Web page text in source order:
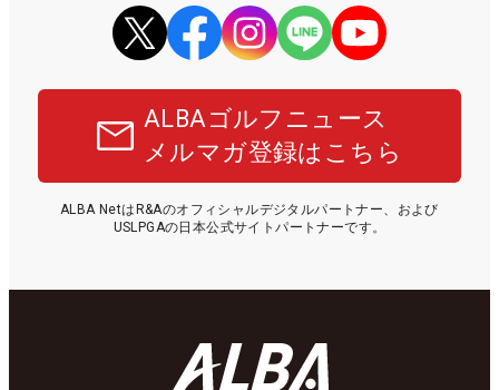
ALBAゴルフニュース
メルマガ登録はこちら
ALBA NetはR&Aのオフィシャルデジタルパートナー、および
USLPGAの日本公式サイトパートナーです。